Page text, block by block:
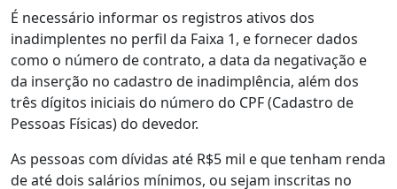
É necessário informar os registros ativos dos
inadimplentes no perfil da Faixa 1, e fornecer dados
como o número de contrato, a data da negativação e
da inserção no cadastro de inadimplência, além dos
três dígitos iniciais do número do CPF (Cadastro de
Pessoas Físicas) do devedor.
As pessoas com dívidas até R$5 mil e que tenham renda
de até dois salários mínimos, ou sejam inscritas no